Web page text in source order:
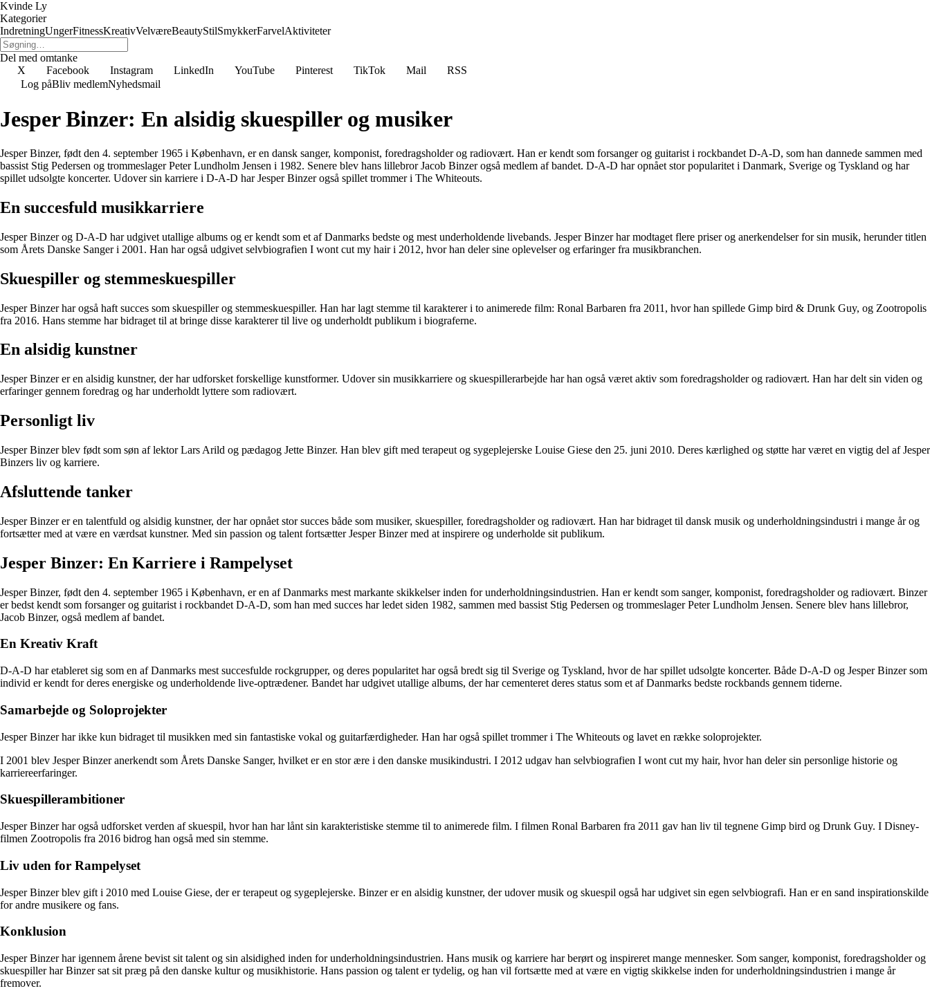
Kvinde Ly
Kategorier
IndretningUngerFitnessKreativVelværeBeautyStilSmykkerFarvelAktiviteter
Del med omtanke
X
Facebook Instagram LinkedIn YouTube Pinterest TikTok Mail
RSS
Log påBliv medlemNyhedsmail
Jesper Binzer: En alsidig skuespiller og musiker
Jesper Binzer, født den 4. september 1965 i København, er en dansk sanger, komponist, foredragsholder og radiovært. Han er kendt som forsanger og guitarist i rockbandet D-A-D, som han dannede sammen med
bassist Stig Pedersen og trommeslager Peter Lundholm Jensen i 1982. Senere blev hans lillebror Jacob Binzer også medlem af bandet. D-A-D har opnået stor popularitet i Danmark, Sverige og Tyskland og har
spillet udsolgte koncerter. Udover sin karriere i D-A-D har Jesper Binzer også spillet trommer i The Whiteouts.
En succesfuld musikkarriere
Jesper Binzer og D-A-D har udgivet utallige albums og er kendt som et af Danmarks bedste og mest underholdende livebands. Jesper Binzer har modtaget flere priser og anerkendelser for sin musik, herunder titlen
som Årets Danske Sanger i 2001. Han har også udgivet selvbiografien I wont cut my hair i 2012, hvor han deler sine oplevelser og erfaringer fra musikbranchen.
Skuespiller og stemmeskuespiller
Jesper Binzer har også haft succes som skuespiller og stemmeskuespiller. Han har lagt stemme til karakterer i to animerede film: Ronal Barbaren fra 2011, hvor han spillede Gimp bird & Drunk Guy, og Zootropolis
fra 2016. Hans stemme har bidraget til at bringe disse karakterer til live og underholdt publikum i biograferne.
En alsidig kunstner
Jesper Binzer er en alsidig kunstner, der har udforsket forskellige kunstformer. Udover sin musikkarriere og skuespillerarbejde har han også været aktiv som foredragsholder og radiovært. Han har delt sin viden og
erfaringer gennem foredrag og har underholdt lyttere som radiovært.
Personligt liv
Jesper Binzer blev født som søn af lektor Lars Arild og pædagog Jette Binzer. Han blev gift med terapeut og sygeplejerske Louise Giese den 25. juni 2010. Deres kærlighed og støtte har været en vigtig del af Jesper
Binzers liv og karriere.
Afsluttende tanker
Jesper Binzer er en talentfuld og alsidig kunstner, der har opnået stor succes både som musiker, skuespiller, foredragsholder og radiovært. Han har bidraget til dansk musik og underholdningsindustri i mange år og
fortsætter med at være en værdsat kunstner. Med sin passion og talent fortsætter Jesper Binzer med at inspirere og underholde sit publikum.
Jesper Binzer: En Karriere i Rampelyset
Jesper Binzer, født den 4. september 1965 i København, er en af Danmarks mest markante skikkelser inden for underholdningsindustrien. Han er kendt som sanger, komponist, foredragsholder og radiovært. Binzer
er bedst kendt som forsanger og guitarist i rockbandet D-A-D, som han med succes har ledet siden 1982, sammen med bassist Stig Pedersen og trommeslager Peter Lundholm Jensen. Senere blev hans lillebror,
Jacob Binzer, også medlem af bandet.
En Kreativ Kraft
D-A-D har etableret sig som en af Danmarks mest succesfulde rockgrupper, og deres popularitet har også bredt sig til Sverige og Tyskland, hvor de har spillet udsolgte koncerter. Både D-A-D og Jesper Binzer som
individ er kendt for deres energiske og underholdende live-optrædener. Bandet har udgivet utallige albums, der har cementeret deres status som et af Danmarks bedste rockbands gennem tiderne.
Samarbejde og Soloprojekter
Jesper Binzer har ikke kun bidraget til musikken med sin fantastiske vokal og guitarfærdigheder. Han har også spillet trommer i The Whiteouts og lavet en række soloprojekter.
I 2001 blev Jesper Binzer anerkendt som Årets Danske Sanger, hvilket er en stor ære i den danske musikindustri. I 2012 udgav han selvbiografien I wont cut my hair, hvor han deler sin personlige historie og
karriereerfaringer.
Skuespillerambitioner
Jesper Binzer har også udforsket verden af skuespil, hvor han har lånt sin karakteristiske stemme til to animerede film. I filmen Ronal Barbaren fra 2011 gav han liv til tegnene Gimp bird og Drunk Guy. I Disney-
filmen Zootropolis fra 2016 bidrog han også med sin stemme.
Liv uden for Rampelyset
Jesper Binzer blev gift i 2010 med Louise Giese, der er terapeut og sygeplejerske. Binzer er en alsidig kunstner, der udover musik og skuespil også har udgivet sin egen selvbiografi. Han er en sand inspirationskilde
for andre musikere og fans.
Konklusion
Jesper Binzer har igennem årene bevist sit talent og sin alsidighed inden for underholdningsindustrien. Hans musik og karriere har berørt og inspireret mange mennesker. Som sanger, komponist, foredragsholder og
skuespiller har Binzer sat sit præg på den danske kultur og musikhistorie. Hans passion og talent er tydelig, og han vil fortsætte med at være en vigtig skikkelse inden for underholdningsindustrien i mange år
fremover.